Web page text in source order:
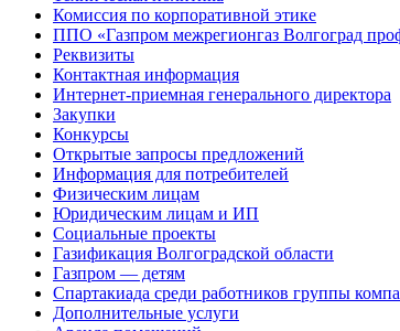
Комиссия по корпоративной этике
ППО «Газпром межрегионгаз Волгоград
Реквизиты
Контактная информация
Интернет-приемная генерального директора
Закупки
Конкурсы
Открытые запросы предложений
Информация для потребителей
Физическим лицам
Юридическим лицам и ИП
Социальные проекты
Газификация Волгоградской области
Газпром — детям
Спартакиада среди работников группы
Дополнительные услуги